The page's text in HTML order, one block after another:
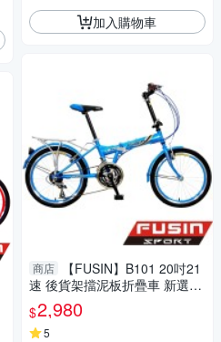
加入購物車
商店
【FUSIN】B101 20吋21
速 後貨架擋泥板折疊車 新選擇
(國民經典車款再升級)
$2,980
5